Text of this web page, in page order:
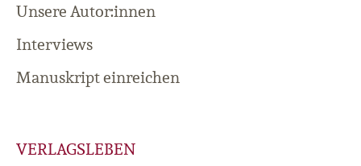
Unsere Autor:innen
Interviews
Manuskript einreichen
VERLAGSLEBEN